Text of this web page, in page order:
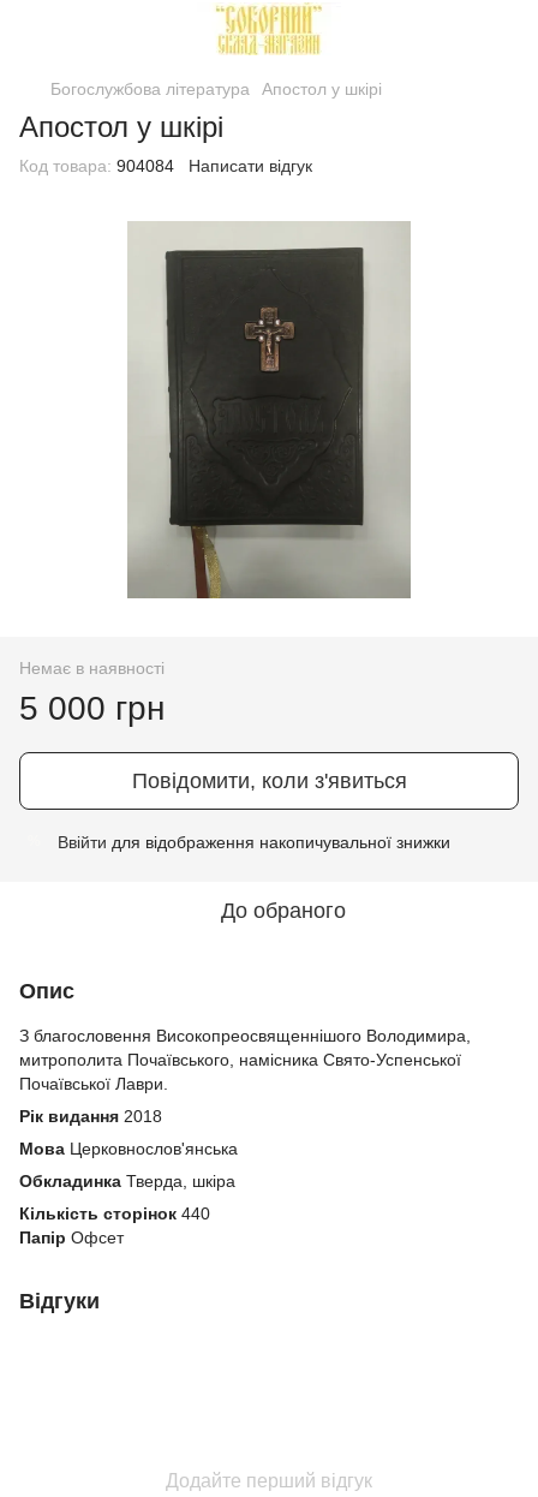
Богослужбова література Апостол у шкірі
Апостол у шкірі
Код товара: 904084 Написати відгук
Немає в наявності
5 000 грн
Повідомити, коли з'явиться
Ввійти для відображення накопичувальної знижки
До обраного
Опис
З благословення Високопреосвященнішого Володимира,
митрополита Почаївського, намісника Свято-Успенської
Почаївської Лаври.
Рік видання 2018
Мова Церковнослов'янська
Обкладинка Тверда, шкіра
Кількість сторінок 440
Папір Офсет
Відгуки
Додайте перший відгук